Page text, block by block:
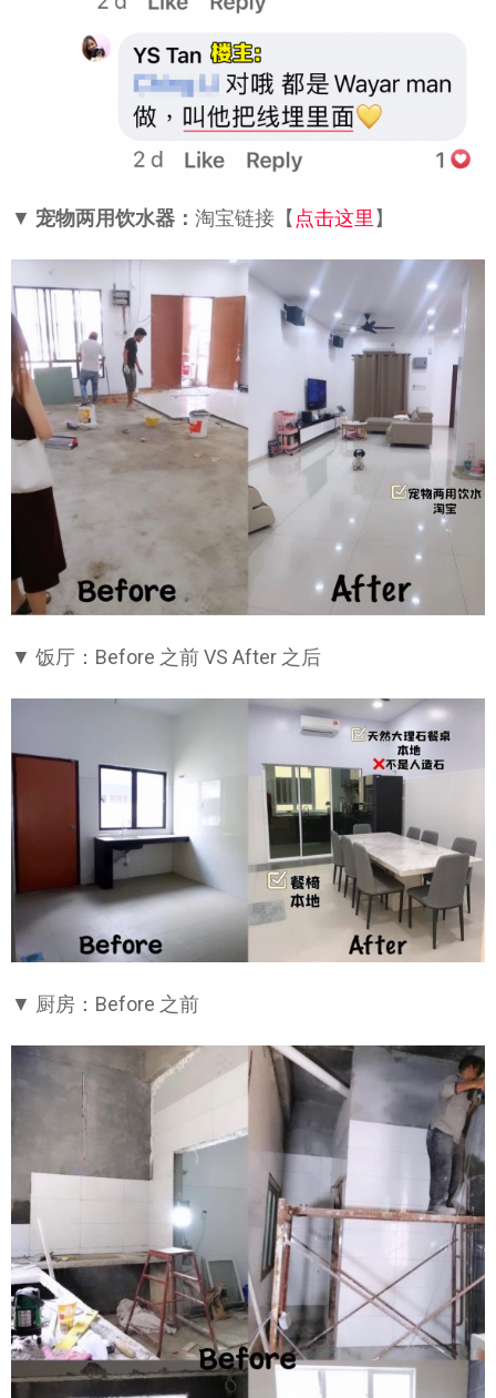
▼ 宠物两用饮水器： 淘宝链接【点击这里】
▼ 饭厅：Before 之前 VS After 之后
▼ 厨房：Before 之前